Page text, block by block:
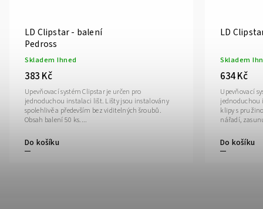
LD Clipstar - balení
Pedross
Skladem Ihned
383 Kč
Do košíku
Upevňovací systém Clipstar je určen pro
jednoduchou instalaci lišt. Lišty jsou instalovány
spolehlivě a především bez viditelných šroubů.
Obsah balení 50 ks....
LD
Skladem
634 Kč
Do košíku
Upevňovací
jednoduchou
klipy s
nářadí,